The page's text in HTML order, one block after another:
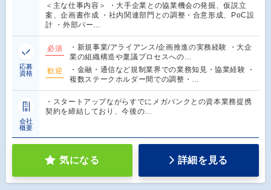
＜主な仕事内容＞ ・大手企業との協業機会の発掘、仮説立
案、企画書作成 ・社内関連部門との調整・合意形成、PoC設
計 ・外部パー…
応募
資格
必須
・新規事業/アライアンス/企画推進の実務経験 ・大企
業の組織構造や稟議プロセスへの…
歓迎
・金融・通信など規制業界での業務知見・協業経験 ・
複数ステークホルダー間での調整・…
会社
概要
・スタートアップながらすでにメガバンクとの資本業務提携
契約を締結しており、今後の…
気になる 詳細を見る